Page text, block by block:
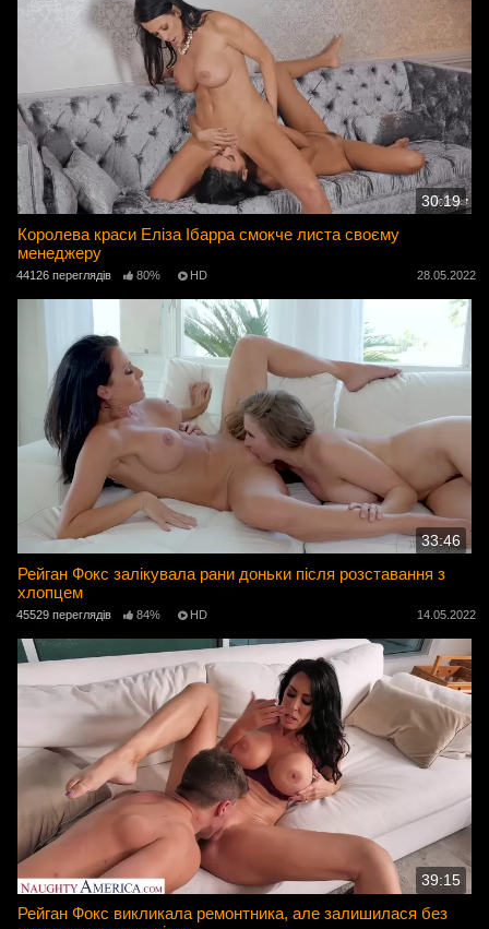
30:19
Королева краси Еліза Ібарра смокче листа своєму
менеджеру
44126 переглядів 80% HD 28.05.2022
33:46
Рейган Фокс залікувала рани доньки після розставання з
хлопцем
45529 переглядів 84% HD 14.05.2022
39:15
Рейган Фокс викликала ремонтника, але залишилася без